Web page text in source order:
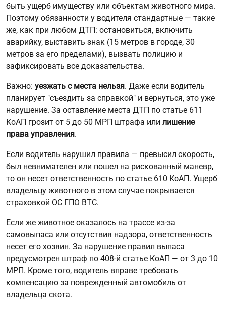
быть ущерб имуществу или объектам животного мира.
Поэтому обязанности у водителя стандартные — такие
же, как при любом ДТП: остановиться, включить
аварийку, выставить знак (15 метров в городе, 30
метров за его пределами), вызвать полицию и
зафиксировать все доказательства.
Важно: уезжать с места нельзя. Даже если водитель
планирует "съездить за справкой" и вернуться, это уже
нарушение. За оставление места ДТП по статье 611
КоАП грозит от 5 до 50 МРП штрафа или лишение
права управления.
Если водитель нарушил правила — превысил скорость,
был невнимателен или пошел на рискованный маневр,
то он несет ответственность по статье 610 КоАП. Ущерб
владельцу животного в этом случае покрывается
страховкой ОС ГПО ВТС.
Если же животное оказалось на трассе из-за
самовыпаса или отсутствия надзора, ответственность
несет его хозяин. За нарушение правил выпаса
предусмотрен штраф по 408-й статье КоАП — от 3 до 10
МРП. Кроме того, водитель вправе требовать
компенсацию за поврежденный автомобиль от
владельца скота.